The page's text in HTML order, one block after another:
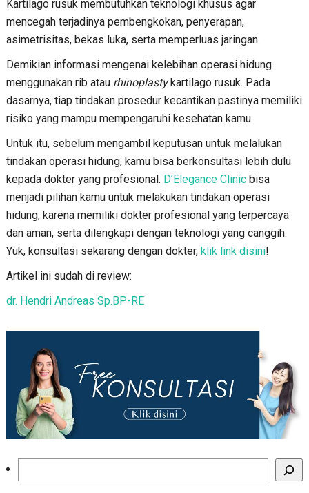
Kartilago rusuk membutuhkan teknologi khusus agar
mencegah terjadinya pembengkokan, penyerapan,
asimetrisitas, bekas luka, serta memperluas jaringan.
Demikian informasi mengenai kelebihan operasi hidung
menggunakan rib atau rhinoplastykartilago rusuk. Pada
dasarnya, tiap tindakan prosedur kecantikan pastinya memiliki
risiko yang mampu mempengaruhi kesehatan kamu.
Untuk itu, sebelum mengambil keputusan untuk melalukan
tindakan operasi hidung, kamu bisa berkonsultasi lebih dulu
kepada dokter yang profesional. D’Elegance Clinicbisa
menjadi pilihan kamu untuk melakukan tindakan operasi
hidung, karena memiliki dokter profesional yang terpercaya
dan aman, serta dilengkapi dengan teknologi yang canggih.
Yuk, konsultasi sekarang dengan dokter, klik link disini!
Artikel ini sudah di review:
dr. Hendri Andreas Sp.BP-RE